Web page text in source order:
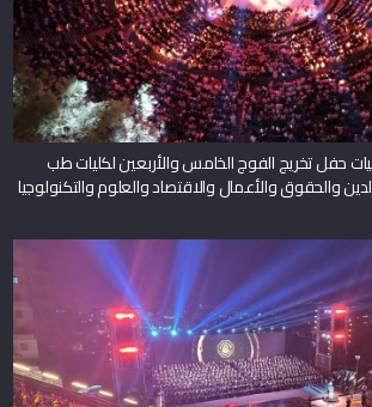
حفل تخريج الفوج الخامس والأربعين لكليات طب
والحقوق والأعمال والاقتصاد والعلوم والتكنولوجيا